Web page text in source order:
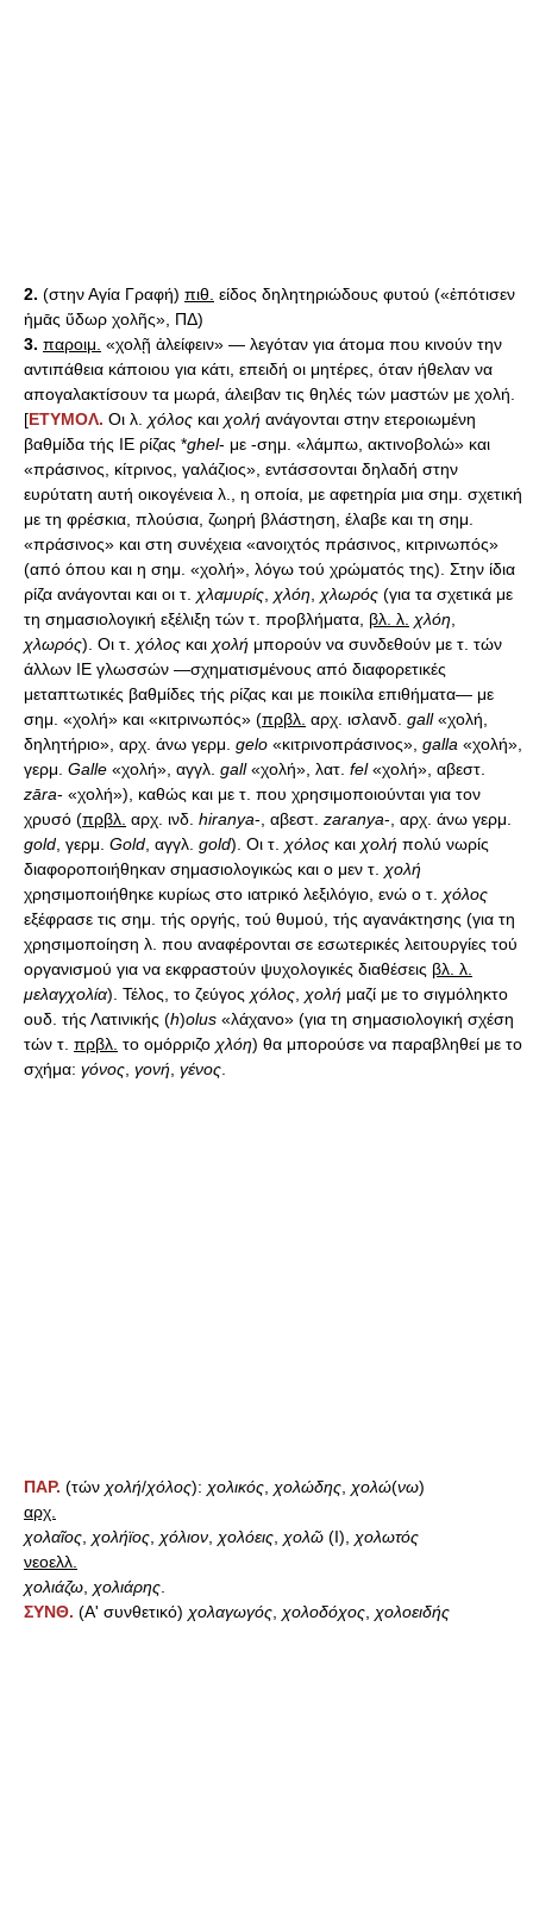
2. (στην Αγία Γραφή) πιθ. είδος δηλητηριώδους φυτού («ἐπότισεν
ἡμᾱς ὕδωρ χολῆς», ΠΔ)
3. παροιμ. «χολῇ ἀλείφειν» — λεγόταν για άτομα που κινούν την
αντιπάθεια κάποιου για κάτι, επειδή οι μητέρες, όταν ήθελαν να
απογαλακτίσουν τα μωρά, άλειβαν τις θηλές τών μαστών με χολή.
[ΕΤΥΜΟΛ. Οι λ. χόλος και χολή ανάγονται στην ετεροιωμένη
βαθμίδα τής ΙΕ ρίζας *ghel- με -σημ. «λάμπω, ακτινοβολώ» και
«πράσινος, κίτρινος, γαλάζιος», εντάσσονται δηλαδή στην
ευρύτατη αυτή οικογένεια λ., η οποία, με αφετηρία μια σημ. σχετική
με τη φρέσκια, πλούσια, ζωηρή βλάστηση, έλαβε και τη σημ.
«πράσινος» και στη συνέχεια «ανοιχτός πράσινος, κιτρινωπός»
(από όπου και η σημ. «χολή», λόγω τού χρώματός της). Στην ίδια
ρίζα ανάγονται και οι τ. χλαμυρίς χλόη χλωρός (για τα σχετικά με
τη σημασιολογική εξέλιξη τών τ. προβλήματα, βλ. λ. χλόη
χλωρός). Οι τ. χόλος και χολή μπορούν να συνδεθούν με τ. τών
άλλων ΙΕ γλωσσών —σχηματισμένους από διαφορετικές
μεταπτωτικές βαθμίδες τής ρίζας και με ποικίλα επιθήματα— με
σημ. «χολή» και «κιτρινωπός» (πρβλ. αρχ. ισλανδ. gall«χολή,
δηλητήριο», αρχ. άνω γερμ. gelo «κιτρινοπράσινος», galla «χολή»,
γερμ. Galle «χολή», αγγλ. gall«χολή», λατ. fel«χολή», αβεστ.
zāra- «χολή»), καθώς και με τ. που χρησιμοποιούνται για τον
χρυσό (πρβλ. αρχ. ινδ. hiranya-, αβεστ. zaranya-, αρχ. άνω γερμ.
gold , γερμ. Gold , αγγλ. gold). Οι τ. χόλος και χολή πολύ νωρίς
διαφοροποιήθηκαν σημασιολογικώς και ο μεν τ. χολή
χρησιμοποιήθηκε κυρίως στο ιατρικό λεξιλόγιο, ενώ ο τ. χόλος
εξέφρασε τις σημ. τής οργής, τού θυμού, τής αγανάκτησης (για τη
χρησιμοποίηση λ. που αναφέρονται σε εσωτερικές λειτουργίες τού
οργανισμού για να εκφραστούν ψυχολογικές διαθέσεις βλ. λ.
μελαγχολία). Τέλος, το ζεύγος χόλος χολή μαζί με το σιγμόληκτο
ουδ. τής Λατινικής (h)olus «λάχανο» (για τη σημασιολογική σχέση
τών τ. πρβλ. το ομόρριζο χλόη) θα μπορούσε να παραβληθεί με το
σχήμα: γόνος γονή γένος
ΠΑΡ. (τών χολή/χόλος): χολικός χολώδης χολώ(νω)
αρχ.
χολαῖος χολήϊος χόλιον χολόεις χολῶ (Ι), χολωτός
νεοελλ.
χολιάζω χολιάρης
ΣΥΝΘ. (Α' συνθετικό) χολαγωγός χολοδόχος χολοειδής